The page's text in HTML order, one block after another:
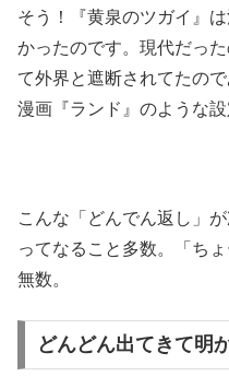
そう！『黄泉のツガイ』
かったのです。現代だっ
て外界と遮断されてたの
漫画『ランド』のような設
こんな「どんでん返し」
ってなること多数。「ち
無数。
どんどん出てきて明